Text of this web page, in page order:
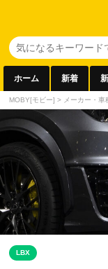
ホーム 新着
MOBY[モビー] > メーカー・車
LBX